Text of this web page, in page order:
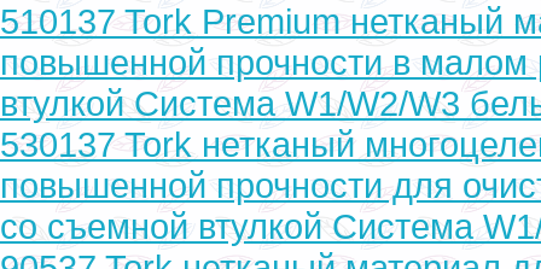
510137 Tork Premium нетканый
повышенной прочности в малом
втулкой Система W1/W2/W3
530137 Tork нетканый
повышенной прочности для
со съемной втулкой Система